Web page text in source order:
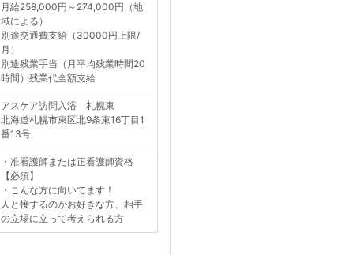
月給258,000円～274,000円（地
域による）
別途交通費支給（30000円上限/
月）
別途残業手当（月平均残業時間20
時間）残業代全額支給
アスケア訪問入浴 札幌東
北海道札幌市東区北9条東16丁目1
番13号
・准看護師または正看護師資格
【必須】
・こんな方に向いてます！
人と接するのがお好きな方、相手
の立場に立って考えられる方